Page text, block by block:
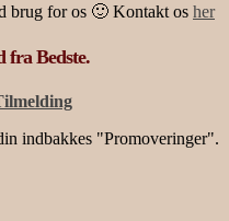
brug for os 🙂 Kontakt os her
fra Bedste.
indbakkes "Promoveringer".